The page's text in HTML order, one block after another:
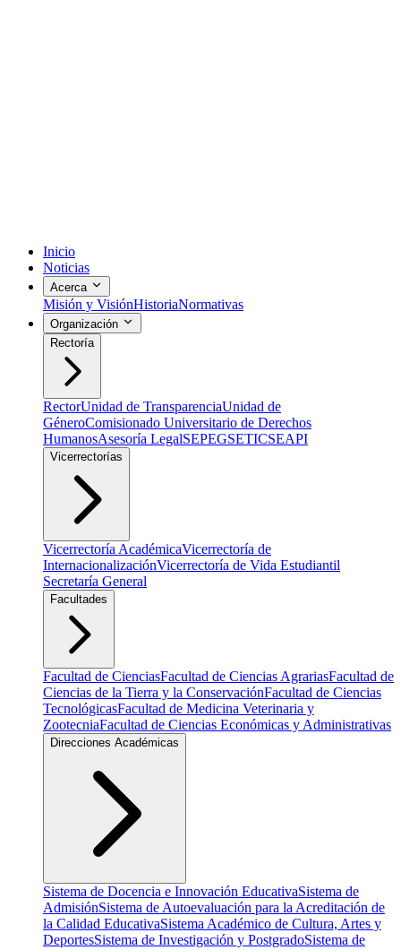
Inicio
Noticias
Acerca
Misión y VisiónHistoriaNormativas
Organización
Rectoría
RectorUnidad de TransparenciaUnidad de
GéneroComisionado Universitario de Derechos
HumanosAsesoría LegalSEPEGSETICSEAPI
Vicerrectorías
Vicerrectoría AcadémicaVicerrectoría de
InternacionalizaciónVicerrectoría de Vida Estudiantil
Secretaría General
Facultades
Facultad de CienciasFacultad de Ciencias AgrariasFacultad de
Ciencias de la Tierra y la ConservaciónFacultad de Ciencias
TecnológicasFacultad de Medicina Veterinaria y
ZootecniaFacultad de Ciencias Económicas y Administrativas
Direcciones Académicas
Sistema de Docencia e Innovación EducativaSistema de
AdmisiónSistema de Autoevaluación para la Acreditación de
la Calidad EducativaSistema Académico de Cultura, Artes y
DeportesSistema de Investigación y PostgradoSistema de